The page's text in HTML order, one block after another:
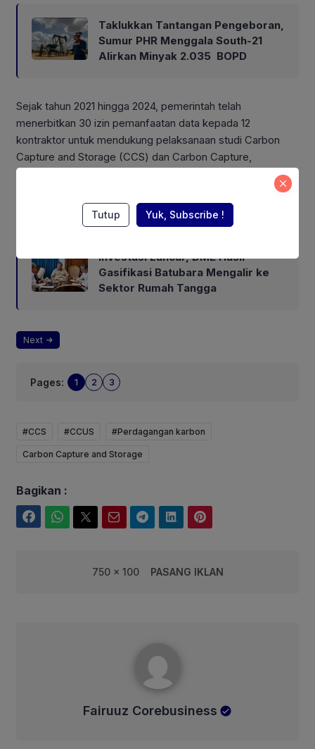
Taklukkan Tantangan Pengeboran,
Sumur PHR Menggala South-21
Alirkan Minyak 2.035 BOPD
Sejak tahun 2021 hingga 2024, pemerintah telah
menerbitkan 30 izin pemanfaatan data kepada 12
kontraktor untuk mendukung pelaksanaan studi Carbon
Capture and Storage (CCS) dan Carbon Capture,
Utilization and Storage (CCUS) di berbagai wilayah
Investasi Lancar, DME Hasil
Gasifikasi Batubara Mengalir ke
Sektor Rumah Tangga
Next
Pages: 1 2 3
#CCS #CCUS #Perdagangan karbon
Carbon Capture and Storage
Bagikan :
750 x 100 PASANG IKLAN
Fairuuz Corebusiness
Tutup Yuk, Subscribe !